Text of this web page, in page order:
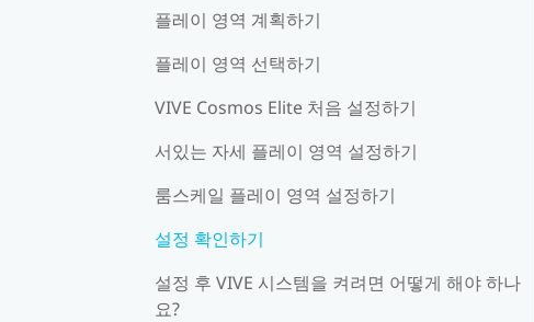
플레이 영역 계획하기
플레이 영역 선택하기
VIVE Cosmos Elite 처음 설정하기
서있는 자세 플레이 영역 설정하기
룸스케일 플레이 영역 설정하기
설정 확인하기
설정 후 VIVE 시스템을 켜려면 어떻게 해야 하나
요?